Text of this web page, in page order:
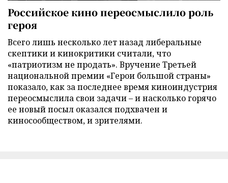
Российское кино переосмыслило роль
героя
Всего лишь несколько лет назад либеральные
скептики и кинокритики считали, что
«патриотизм не продать». Вручение Третьей
национальной премии «Герои большой страны»
показало, как за последнее время киноиндустрия
переосмыслила свои задачи – и насколько горячо
ее новый посыл оказался подхвачен и
киносообществом, и зрителями.